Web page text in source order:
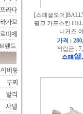
[스페셜오더
핑크 카프스킨
니커즈
가격 :
적립금 :